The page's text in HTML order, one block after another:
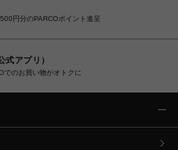
円分のPARCOポイント進呈
アプリ）
でのお買い物がオトクに